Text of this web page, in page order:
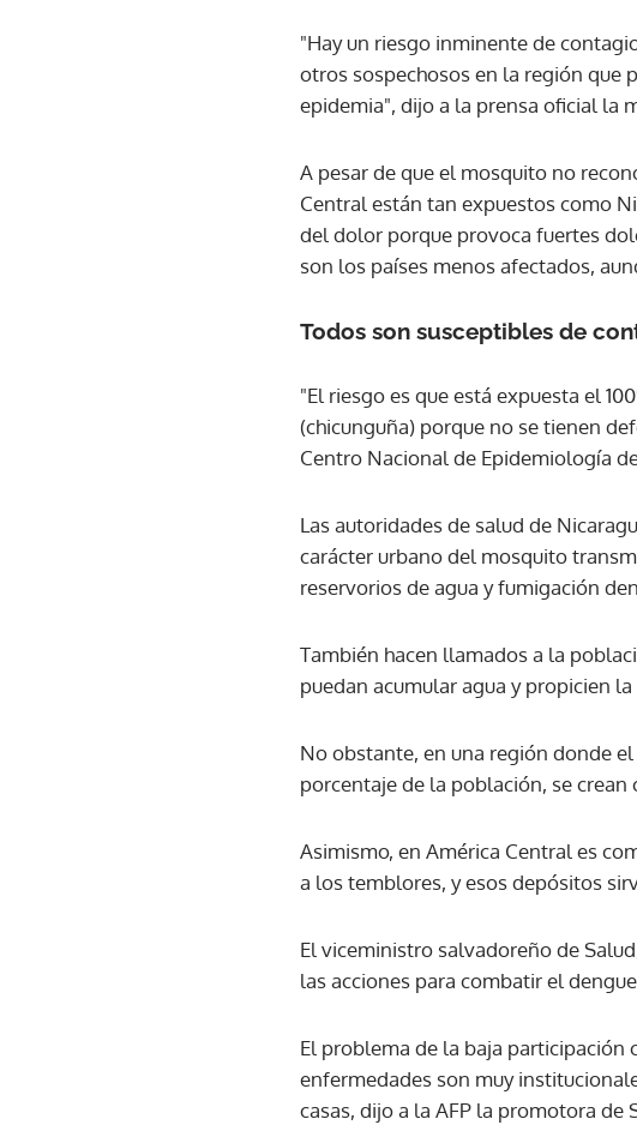
"Hay un riesgo inminente de
otros sospechosos en la región que
epidemia", dijo a la prensa oficial la
A pesar de que el mosquito no
Central están tan expuestos como
del dolor porque provoca fuertes
son los países menos afectados,
Todos son susceptibles de
"El riesgo es que está expuesta el
(chicunguña) porque no se tienen
Centro Nacional de Epidemiología
Las autoridades de salud de
carácter urbano del mosquito
reservorios de agua y fumigación
También hacen llamados a la
puedan acumular agua y propicien
No obstante, en una región donde
porcentaje de la población, se crean
Asimismo, en América Central es
a los temblores, y esos depósitos
El viceministro salvadoreño de
las acciones para combatir el
El problema de la baja participación
enfermedades son muy
casas, dijo a la AFP la promotora de